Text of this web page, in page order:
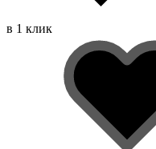
в 1 клик